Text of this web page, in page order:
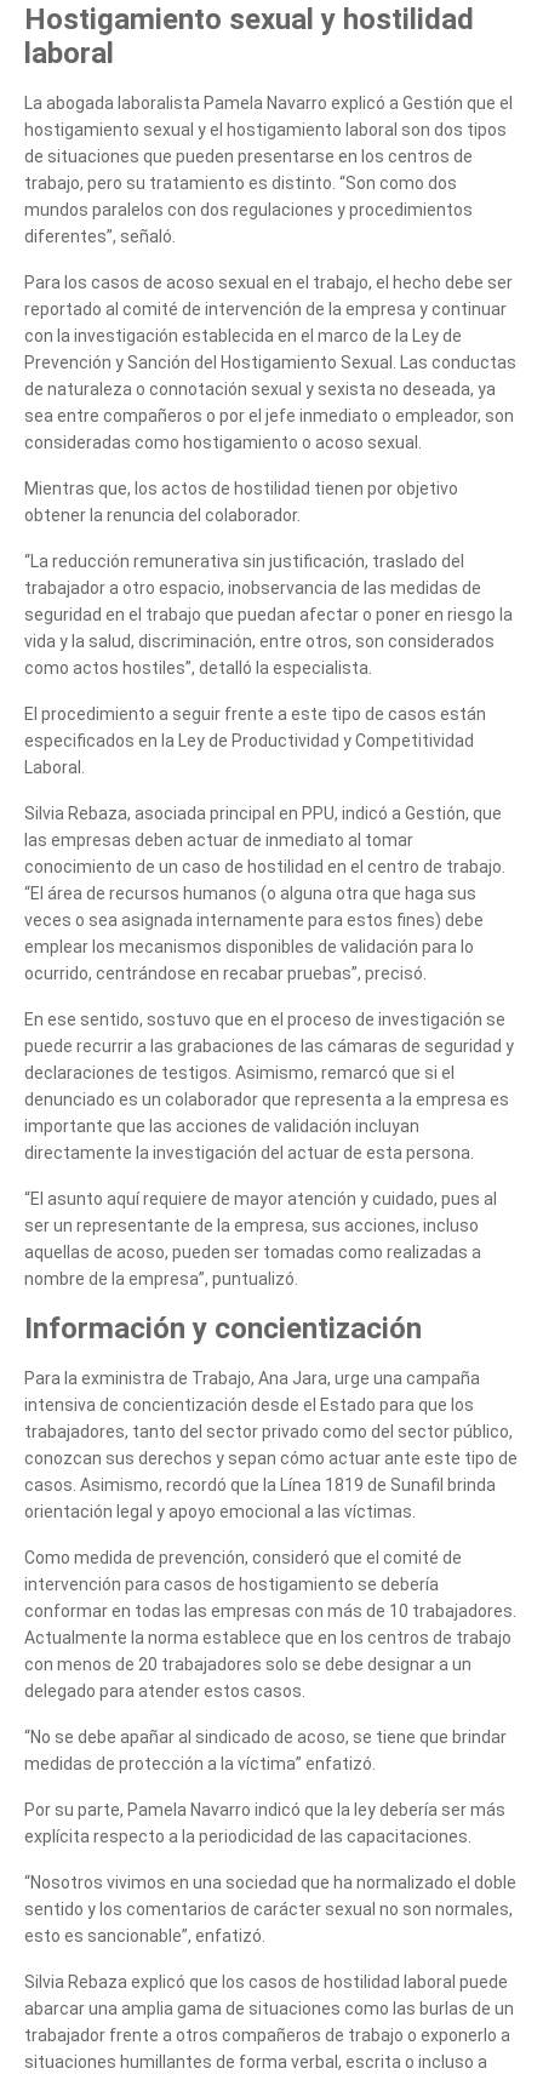
Cuéntanos, ¿Cómo
Hostigamiento sexual y hostilidad
laboral
La abogada laboralista Pamela Navarro explicó a Gestión que el
hostigamiento sexual y el hostigamiento laboral son dos tipos
de situaciones que pueden presentarse en los centros de
trabajo, pero su tratamiento es distinto. “Son como dos
mundos paralelos con dos regulaciones y procedimientos
diferentes”, señaló.
Para los casos de acoso sexual en el trabajo, el hecho debe ser
reportado al comité de intervención de la empresa y continuar
con la investigación establecida en el marco de la Ley de
Prevención y Sanción del Hostigamiento Sexual. Las conductas
de naturaleza o connotación sexual y sexista no deseada, ya
sea entre compañeros o por el jefe inmediato o empleador, son
consideradas como hostigamiento o acoso sexual.
Mientras que, los actos de hostilidad tienen por objetivo
obtener la renuncia del colaborador.
“La reducción remunerativa sin justificación, traslado del
trabajador a otro espacio, inobservancia de las medidas de
seguridad en el trabajo que puedan afectar o poner en riesgo la
vida y la salud, discriminación, entre otros, son considerados
como actos hostiles”, detalló la especialista.
El procedimiento a seguir frente a este tipo de casos están
especificados en la Ley de Productividad y Competitividad
Laboral.
Silvia Rebaza, asociada principal en PPU, indicó a Gestión, que
las empresas deben actuar de inmediato al tomar
conocimiento de un caso de hostilidad en el centro de trabajo.
“El área de recursos humanos (o alguna otra que haga sus
veces o sea asignada internamente para estos fines) debe
emplear los mecanismos disponibles de validación para lo
ocurrido, centrándose en recabar pruebas”, precisó.
En ese sentido, sostuvo que en el proceso de investigación se
puede recurrir a las grabaciones de las cámaras de seguridad y
declaraciones de testigos. Asimismo, remarcó que si el
denunciado es un colaborador que representa a la empresa es
importante que las acciones de validación incluyan
directamente la investigación del actuar de esta persona.
“El asunto aquí requiere de mayor atención y cuidado, pues al
ser un representante de la empresa, sus acciones, incluso
aquellas de acoso, pueden ser tomadas como realizadas a
nombre de la empresa”, puntualizó.
Información y concientización
Para la exministra de Trabajo, Ana Jara, urge una campaña
intensiva de concientización desde el Estado para que los
trabajadores, tanto del sector privado como del sector público,
conozcan sus derechos y sepan cómo actuar ante este tipo de
casos. Asimismo, recordó que la Línea 1819 de Sunafil brinda
orientación legal y apoyo emocional a las víctimas.
Como medida de prevención, consideró que el comité de
intervención para casos de hostigamiento se debería
conformar en todas las empresas con más de 10 trabajadores.
Actualmente la norma establece que en los centros de trabajo
con menos de 20 trabajadores solo se debe designar a un
delegado para atender estos casos.
“No se debe apañar al sindicado de acoso, se tiene que brindar
medidas de protección a la víctima” enfatizó.
Por su parte, Pamela Navarro indicó que la ley debería ser más
explícita respecto a la periodicidad de las capacitaciones.
“Nosotros vivimos en una sociedad que ha normalizado el doble
sentido y los comentarios de carácter sexual no son normales,
esto es sancionable”, enfatizó.
Silvia Rebaza explicó que los casos de hostilidad laboral puede
abarcar una amplia gama de situaciones como las burlas de un
trabajador frente a otros compañeros de trabajo o exponerlo a
situaciones humillantes de forma verbal, escrita o incluso a